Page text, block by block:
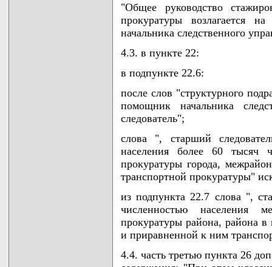
"Общее руководство
прокуратуры возлагается
начальника следственного
4.3. в пункте 22:
в подпункте 22.6:
после слов "структурного
помощник начальника
следователь";
слова ", старший
населения более 60 тысяч
прокуратуры города,
транспортной прокуратуры"
из подпункта 22.7 слова ",
численностью населения
прокуратуры района, района
и приравненной к ним
4.4. часть третью пункта 26